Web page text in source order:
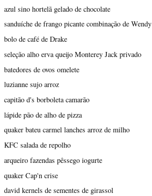
azul sino hortelã gelado de chocolate
sanduíche de frango picante combinação de Wendy
bolo de café de Drake
seleção alho erva queijo Monterey Jack privado
batedores de ovos omelete
luzianne sujo arroz
capitão d's borboleta camarão
lápide pão de alho de pizza
quaker bateu carmel lanches arroz de milho
KFC salada de repolho
arqueiro fazendas pêssego iogurte
quaker Cap'n crise
david kernels de sementes de girassol